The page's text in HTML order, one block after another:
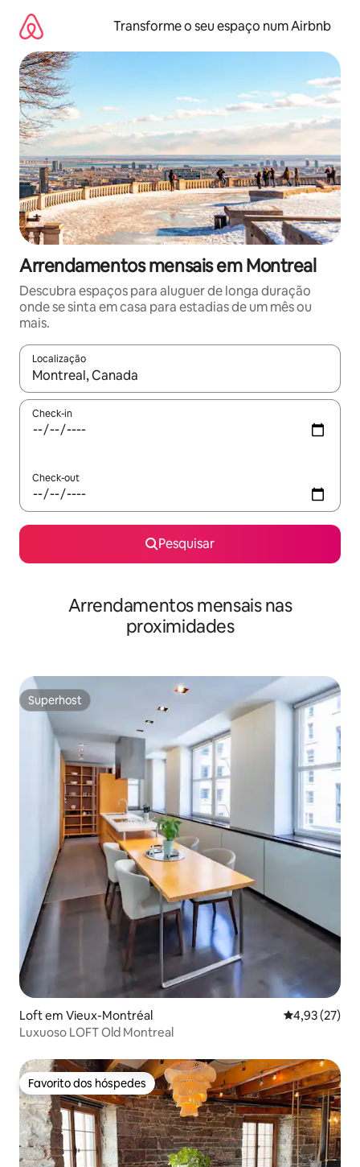
para
conteúdo
Transforme o seu espaço num Airbnb
Arrendamentos mensais em Montreal
Descubra espaços para aluguer de longa duração
onde se sinta em casa para estadias de um mês ou
mais.
Localização
Quando os resultados estiverem disponíveis, navegue com
Check-in
Check-out
Pesquisar
Arrendamentos mensais nas
proximidades
Superhost
Superhost
Loft em Vieux-Montréal Classificação
4,93 (27)
Luxuoso LOFT Old Montreal
Favorito dos hóspedes
Favorito dos hóspedes